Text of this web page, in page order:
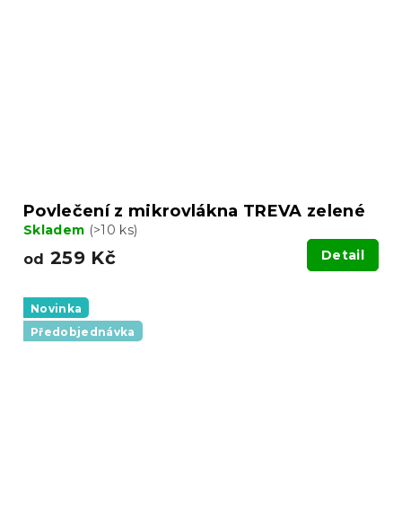
Povlečení z mikrovlákna TREVA zelené
Skladem (>10 ks)
od 259 Kč Detail
Novinka
Předobjednávka